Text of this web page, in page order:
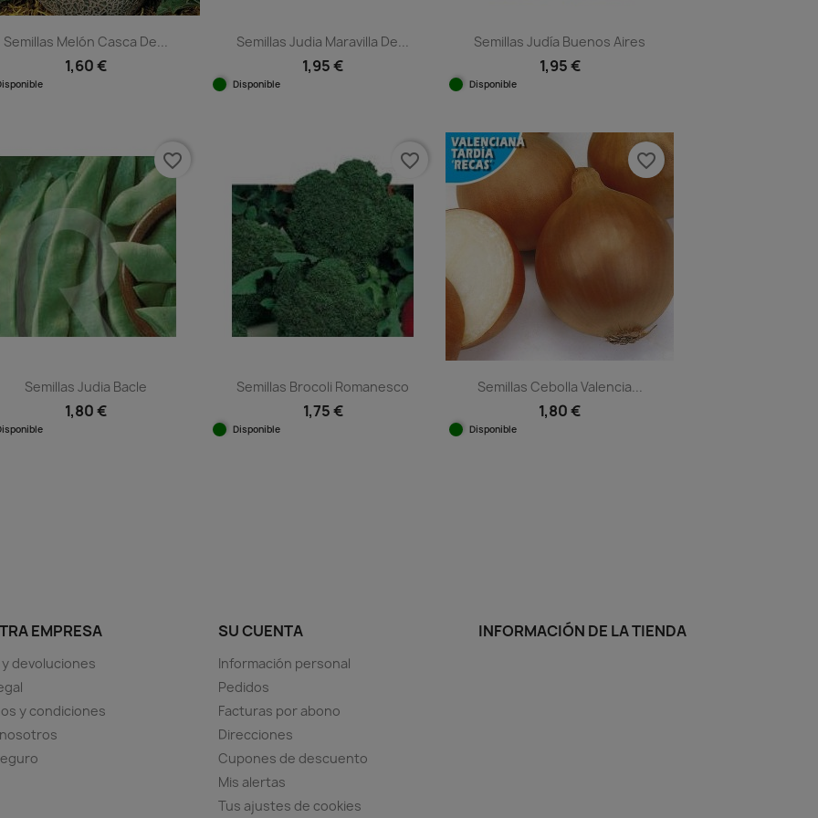
Semillas Melón Casca De...
1,60 €
Semillas Judia Maravilla De...
1,95 €
Disponible
Semillas Judía Buenos Aires
1,95 €
Disponible
Semillas Judia Bacle
1,80 €
favorite_border
Semillas Brocoli Romanesco
1,75 €
Disponible
favorite_border
Semillas Cebolla Valencia...
1,80 €
Disponible
favorite_border
EMPRESA
y devoluciones
y condiciones
SU CUENTA
Información personal
Pedidos
Facturas por abono
Direcciones
Cupones de descuento
Mis alertas
Tus ajustes de cookies
INFORMACIÓN DE LA TIENDA